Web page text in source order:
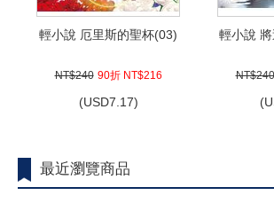
輕小說 厄里斯的聖杯(03)
NT$240 90折 NT$216
(USD7.17)
輕小說
NT$240
(
最近瀏覽商品